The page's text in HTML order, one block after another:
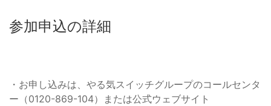
参加申込の詳細
・お申し込みは、やる気スイッチグループのコールセンタ
ー（0120-869-104）または公式ウェブサイト